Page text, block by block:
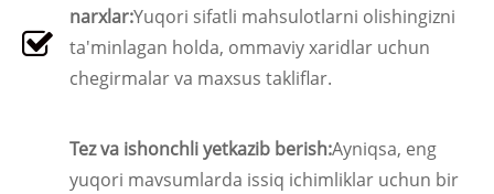
narxlar:Yuqori sifatli mahsulotlarni olishingizni
ta'minlagan holda, ommaviy xaridlar uchun
chegirmalar va maxsus takliflar.
Tez va ishonchli yetkazib berish:Ayniqsa, eng
yuqori mavsumlarda issiq ichimliklar uchun bir